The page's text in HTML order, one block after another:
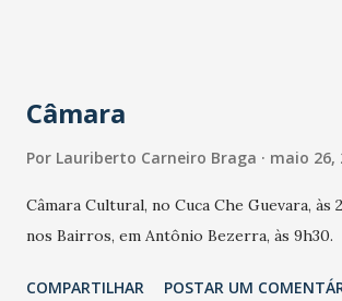
Câmara
Por Lauriberto Carneiro Braga maio 26,
Câmara Cultural, no Cuca Che Guevara, às
nos Bairros, em Antônio Bezerra, às 9h30.
COMPARTILHAR POSTAR UM